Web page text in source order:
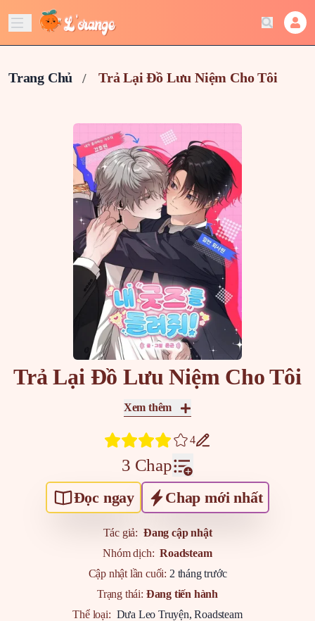
Trang Chủ Trả Lại Đồ Lưu Niệm Cho Tôi
Trả Lại Đồ Lưu Niệm Cho Tôi
Xem thêm
4
3 Chap
Đọc ngay Chap mới nhất
Tác giả: Đang cập nhật
Nhóm dịch: Roadsteam
Cập nhật lần cuối: 2 tháng trước
Trạng thái: Đang tiến hành
Thể loại: Dưa Leo Truyện,Roadsteam